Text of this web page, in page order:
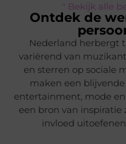
" Bekijk alle
Ontdek de
Nederland herbergt
variërend van
en sterren op sociale
maken een
entertainment, mode
een bron van
invloed